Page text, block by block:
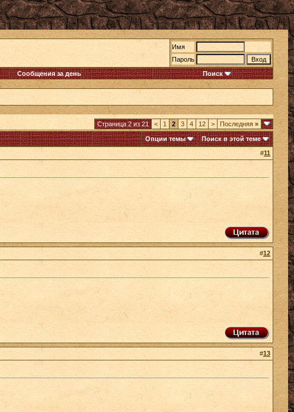
Имя
Пароль
Сообщения за день Поиск
Страница 2 из 21 < 1 2 3 4 12 > Последняя »
Опции темы
Поиск в этой теме
#11
#12
#13